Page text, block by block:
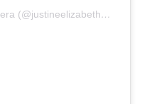
A post shared by Justine Mattera (@justineelizabethmattera)